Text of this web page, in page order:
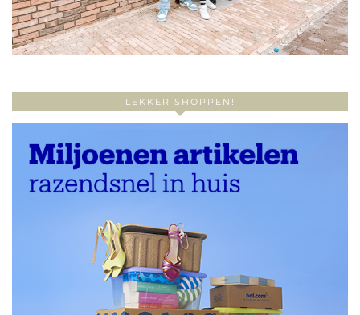
LEKKER SHOPPEN!